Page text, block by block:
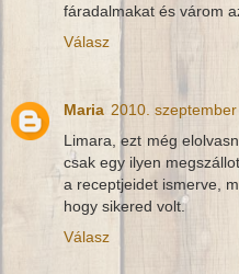
fáradalmakat és várom
Válasz
Maria 2010.
Limara, ezt még
csak egy ilyen
a receptjeidet ismerve,
hogy sikered volt.
Válasz